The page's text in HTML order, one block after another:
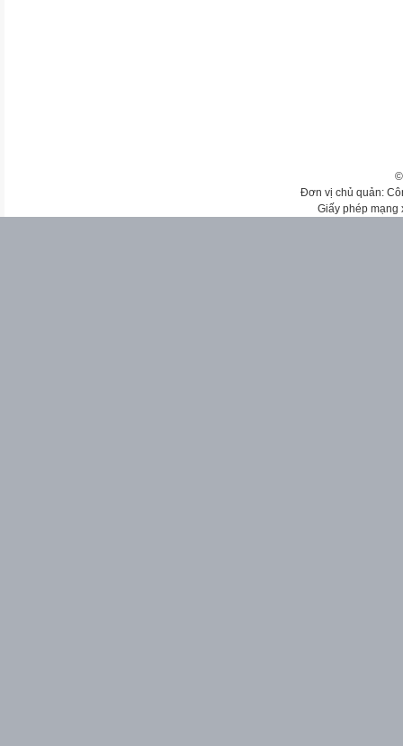
Đơn vị chủ quản:
Giấy phép mạng